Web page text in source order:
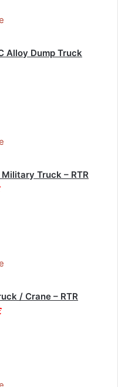
Alloy Dump Truck
Military Truck – RTR
/ Crane – RTR